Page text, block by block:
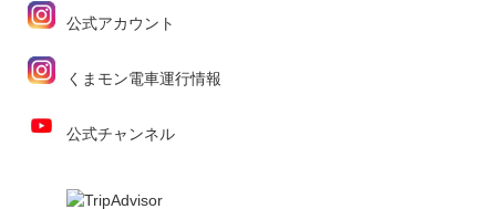
公式アカウント
くまモン電車運行情報
公式チャンネル